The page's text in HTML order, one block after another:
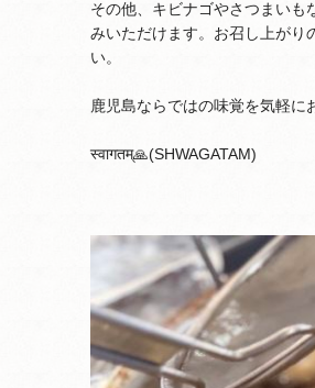
その他、キビナゴやさつまいも
みいただけます。お召し上がり
い。
鹿児島ならではの味覚を気軽に
स्वागतम्🙏(SHWAGATAM)